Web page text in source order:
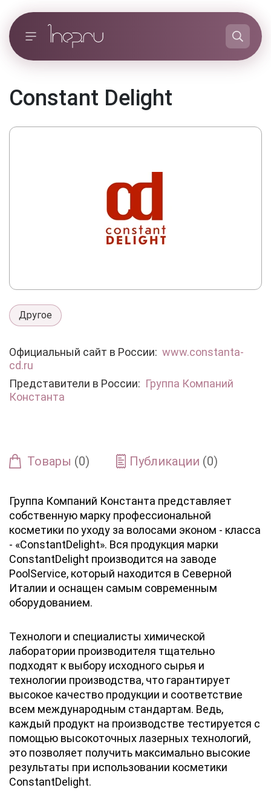
Constant Delight
Другое
Официальный сайт в России: www.constanta-
cd.ru
Представители в России: Группа Компаний
Константа
Товары (0) Публикации (0)
Группа Компаний Константа представляет
собственную марку профессиональной
косметики по уходу за волосами эконом - класса
- «ConstantDelight». Вся продукция марки
ConstantDelight производится на заводе
PoolService, который находится в Северной
Италии и оснащен самым современным
оборудованием.
Технологи и специалисты химической
лаборатории производителя тщательно
подходят к выбору исходного сырья и
технологии производства, что гарантирует
высокое качество продукции и соответствие
всем международным стандартам. Ведь,
каждый продукт на производстве тестируется с
помощью высокоточных лазерных технологий,
это позволяет получить максимально высокие
результаты при использовании косметики
ConstantDelight.